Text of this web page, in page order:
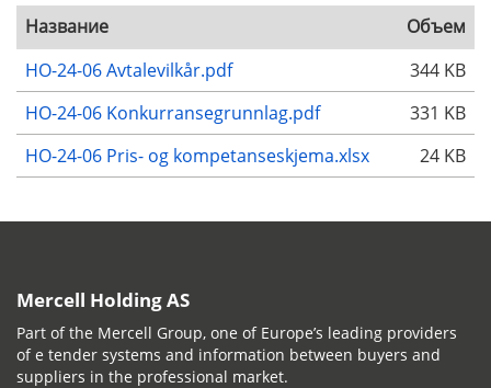
Название
Объем
HO-24-06 Avtalevilkår.pdf
344 KB
HO-24-06 Konkurransegrunnlag.pdf
331 KB
HO-24-06 Pris- og kompetanseskjema.xlsx
24 KB
Mercell Holding AS
Part of the Mercell Group, one of Europe’s leading providers
of e tender systems and information between buyers and
suppliers in the professional market.